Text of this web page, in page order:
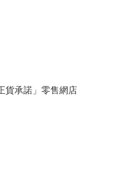
貨承諾」零售網店